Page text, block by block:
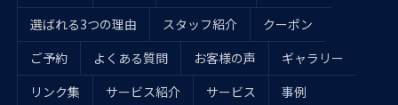
選ばれる3つの理由
スタッフ紹介
クーポン
ご予約
よくある質問 お客様の声
ギャラリー
リンク集
サービス紹介 サービス
事例